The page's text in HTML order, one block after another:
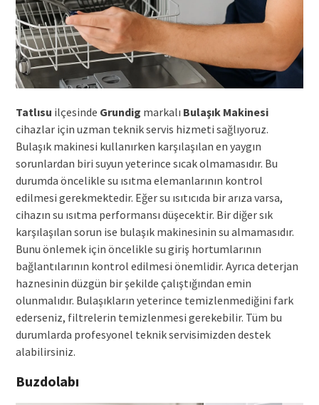
Tatlısu ilçesinde Grundig markalı Bulaşık Makinesi
cihazlar için uzman teknik servis hizmeti sağlıyoruz.
Bulaşık makinesi kullanırken karşılaşılan en yaygın
sorunlardan biri suyun yeterince sıcak olmamasıdır. Bu
durumda öncelikle su ısıtma elemanlarının kontrol
edilmesi gerekmektedir. Eğer su ısıtıcıda bir arıza varsa,
cihazın su ısıtma performansı düşecektir. Bir diğer sık
karşılaşılan sorun ise bulaşık makinesinin su almamasıdır.
Bunu önlemek için öncelikle su giriş hortumlarının
bağlantılarının kontrol edilmesi önemlidir. Ayrıca deterjan
haznesinin düzgün bir şekilde çalıştığından emin
olunmalıdır. Bulaşıkların yeterince temizlenmediğini fark
ederseniz, filtrelerin temizlenmesi gerekebilir. Tüm bu
durumlarda profesyonel teknik servisimizden destek
alabilirsiniz.
Buzdolabı